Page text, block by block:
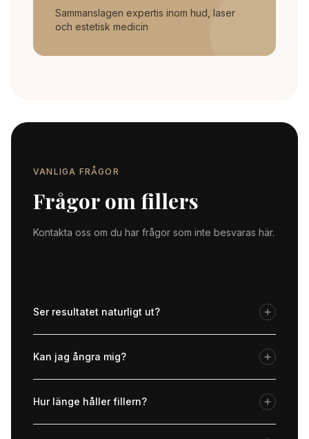
Sammanslagen expertis inom hud, laser
och estetisk medicin
VANLIGA FRÅGOR
Frågor om fillers
Kontakta oss om du har frågor som inte besvaras här.
Ser resultatet naturligt ut?
Kan jag ångra mig?
Hur länge håller fillern?